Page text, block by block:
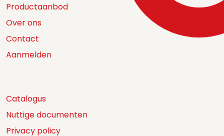
Productaanbod
Over ons
Contact
Aanmelden
Catalogus
Nuttige documenten
Privacy policy